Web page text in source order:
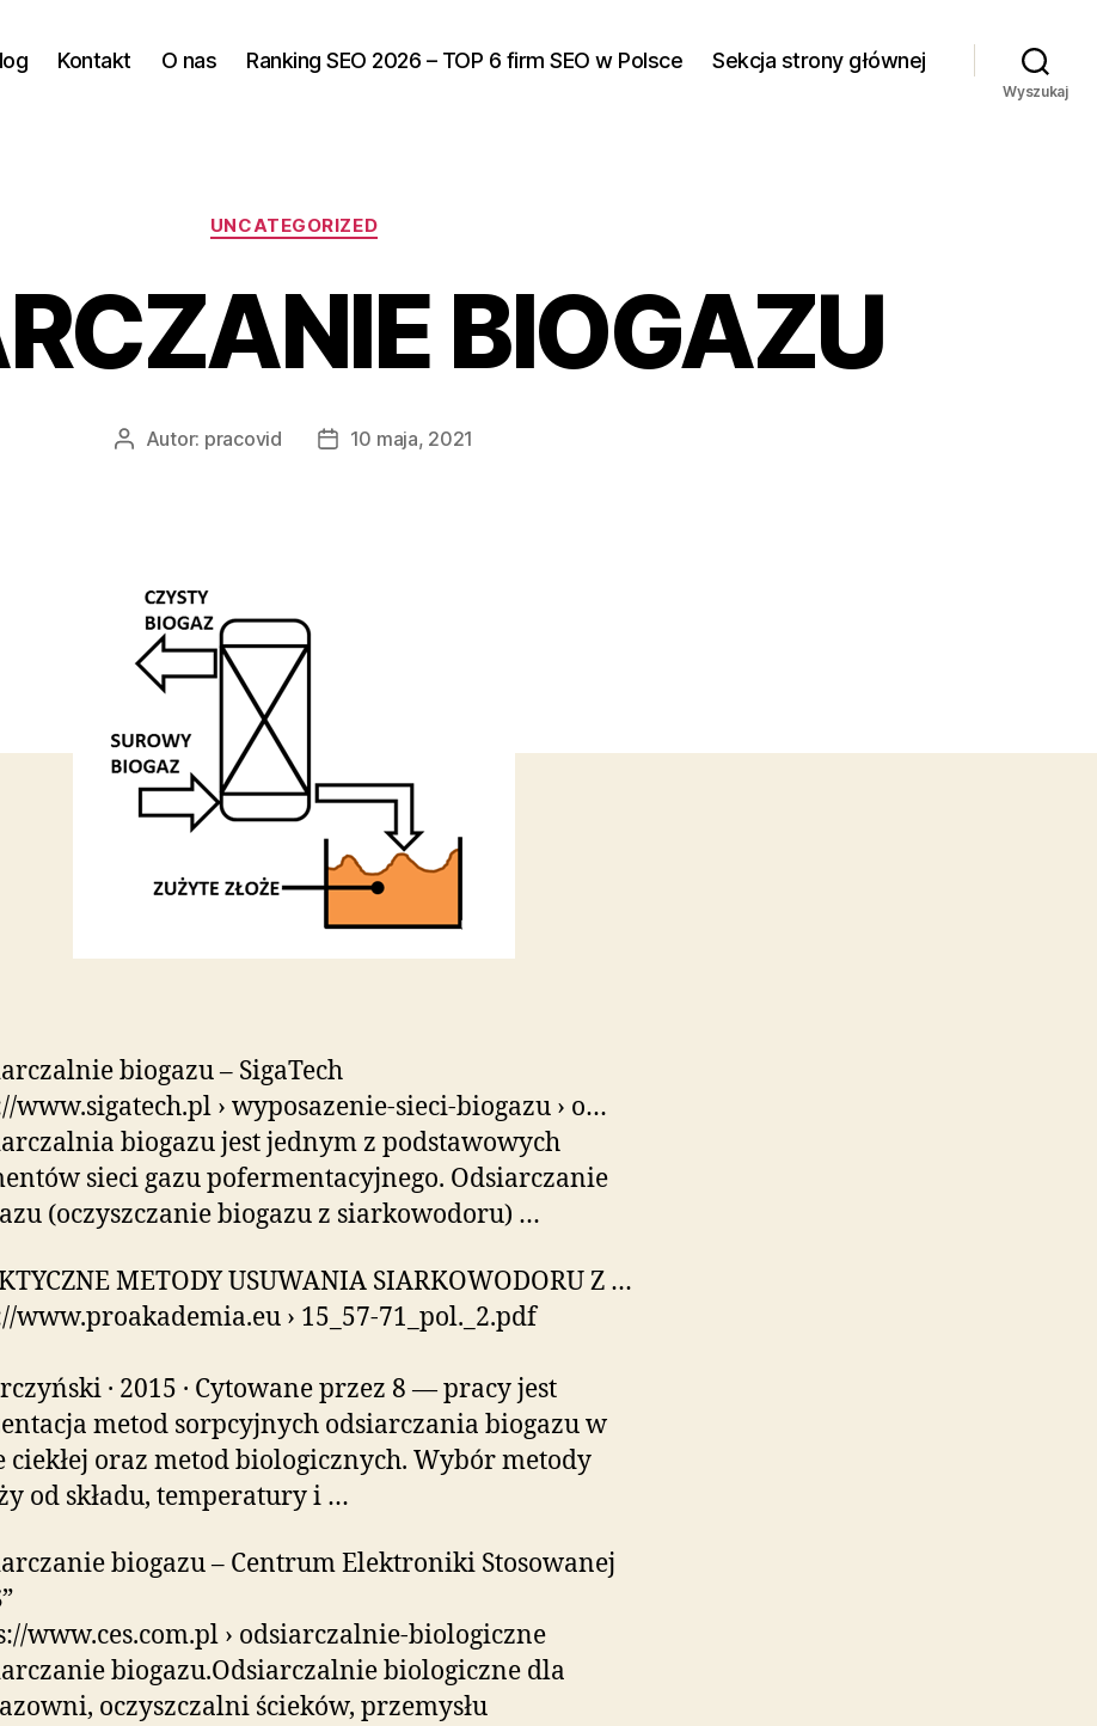
Kontakt O nas Ranking SEO 2026 – TOP 6 firm SEO w Polsce Sekcja strony głównej
Wyszukaj
Kategorie
UNCATEGORIZED
BIOGAZU
AutorAutor: pracovid
Data10 maja, 2021
biogazu – SigaTech
www.sigatech.pl › wyposazenie-sieci-biogazu › o…
biogazu jest jednym z podstawowych
sieci gazu pofermentacyjnego. Odsiarczanie
(oczyszczanie biogazu z siarkowodoru) …
METODY USUWANIA SIARKOWODORU Z …
www.proakademia.eu › 15_57-71_pol._2.pdf
· 2015 · Cytowane przez 8 — pracy jest
metod sorpcyjnych odsiarczania biogazu w
ciekłej oraz metod biologicznych. Wybór metody
od składu, temperatury i …
biogazu – Centrum Elektroniki Stosowanej
www.ces.com.pl › odsiarczalnie-biologiczne
biogazu.Odsiarczalnie biologiczne dla
oczyszczalni ścieków, przemysłu